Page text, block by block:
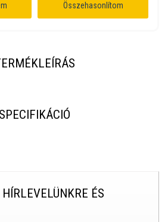
Összehasonlítom
SPECIFIKÁCIÓ
ÉS